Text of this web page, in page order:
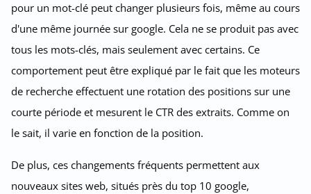
pour un mot-clé peut changer plusieurs fois, même au cours
d'une même journée sur google. Cela ne se produit pas avec
tous les mots-clés, mais seulement avec certains. Ce
comportement peut être expliqué par le fait que les moteurs
de recherche effectuent une rotation des positions sur une
courte période et mesurent le CTR des extraits. Comme on
le sait, il varie en fonction de la position.
De plus, ces changements fréquents permettent aux
nouveaux sites web, situés près du top 10 google,